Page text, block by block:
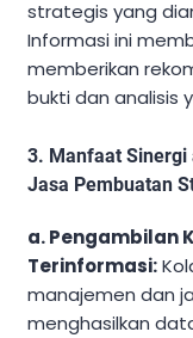
strategis yang
Informasi ini
memberikan
bukti dan analisis
3. Manfaat Sinergi
Jasa Pembuatan
a. Pengambilan
Terinformasi:
manajemen dan
menghasilkan